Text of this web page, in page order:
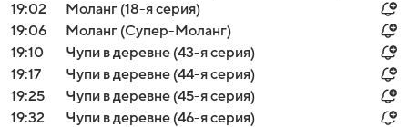
19:02
Моланг (18-я серия)
19:06
Моланг (Супер-Моланг)
19:10
Чупи в деревне (43-я серия)
19:17
Чупи в деревне (44-я серия)
19:25
Чупи в деревне (45-я серия)
19:32
Чупи в деревне (46-я серия)